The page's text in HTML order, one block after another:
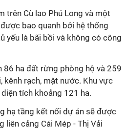
trên Cù lao Phú Long và một
bao quanh bởi hệ thống
yếu là bãi bồi và không có công
86 ha đất rừng phòng hộ và 259
kênh rạch, mặt nước. Khu vực
tích khoảng 121 ha.
hạ tầng kết nối dự án sẽ được
liên cảng Cái Mép - Thị Vải